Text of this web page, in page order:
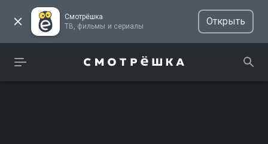
Смотрёшка
ТВ, фильмы и сериалы
Открыть